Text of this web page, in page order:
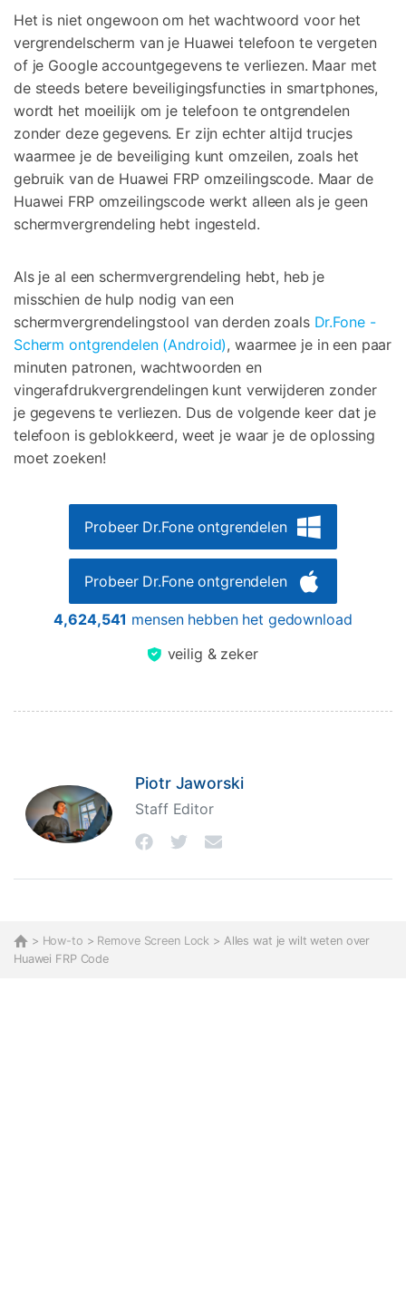
Het is niet ongewoon om het wachtwoord voor het
vergrendelscherm van je Huawei telefoon te vergeten
of je Google accountgegevens te verliezen. Maar met
de steeds betere beveiligingsfuncties in smartphones,
wordt het moeilijk om je telefoon te ontgrendelen
zonder deze gegevens. Er zijn echter altijd trucjes
waarmee je de beveiliging kunt omzeilen, zoals het
gebruik van de Huawei FRP omzeilingscode. Maar de
Huawei FRP omzeilingscode werkt alleen als je geen
schermvergrendeling hebt ingesteld.
Als je al een schermvergrendeling hebt, heb je
misschien de hulp nodig van een
schermvergrendelingstool van derden zoals Dr.Fone -
Scherm ontgrendelen (Android), waarmee je in een paar
minuten patronen, wachtwoorden en
vingerafdrukvergrendelingen kunt verwijderen zonder
je gegevens te verliezen. Dus de volgende keer dat je
telefoon is geblokkeerd, weet je waar je de oplossing
moet zoeken!
Probeer Dr.Fone ontgrendelen
Probeer Dr.Fone ontgrendelen
4,624,541 mensen hebben het gedownload
veilig & zeker
Piotr Jaworski
Staff Editor
> How-to > Remove Screen Lock > Alles wat je wilt weten over
Huawei FRP Code